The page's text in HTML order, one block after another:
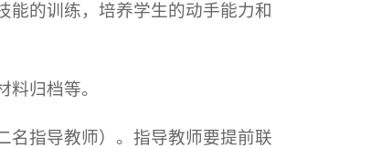
能的训练，培养学生的动手能力和
归档等。
名指导教师）。指导教师要提前联